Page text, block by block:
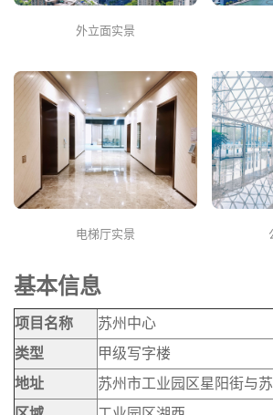
外立面实景
电梯厅实景
基本信息
项目名称
苏州中心
类型
甲级写字楼
地址
苏州市工业园区星阳街与